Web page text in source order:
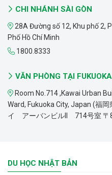
CHI NHÁNH SÀI GÒN
28A Đường số 12, Khu phố 2,
Phố Hồ Chí Minh
1800.8333
VĂN PHÒNG TẠI
Room No.714 ,Kawai Urban
Ward, Fukuoka City, Japan (福
イ アーバンビルII 714号室 〒
DU HỌC NHẬT BẢN